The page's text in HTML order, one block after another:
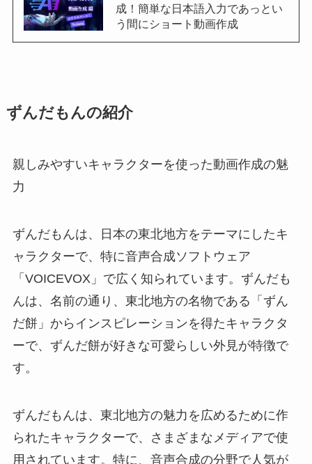
成！簡単な日本語入力であっとい
う間にショート動画作成
ずんだもんの紹介
親しみやすいキャラクターを使った動画作成の魅
力
ずんだもんは、日本の東北地方をテーマにしたキ
ャラクターで、特に音声合成ソフトウェア
「VOICEVOX」で広く知られています。ずんだも
んは、名前の通り、東北地方の名物である「ずん
だ餅」からインスピレーションを得たキャラクタ
ーで、ずんだ餅が好きな可愛らしい外見が特徴で
す。
ずんだもんは、東北地方の魅力を広めるために作
られたキャラクターで、さまざまなメディアで使
用されています。特に、音声合成の分野で人気が